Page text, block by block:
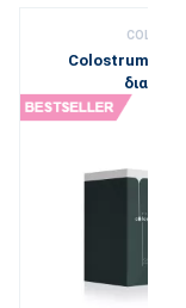
Colostrum -